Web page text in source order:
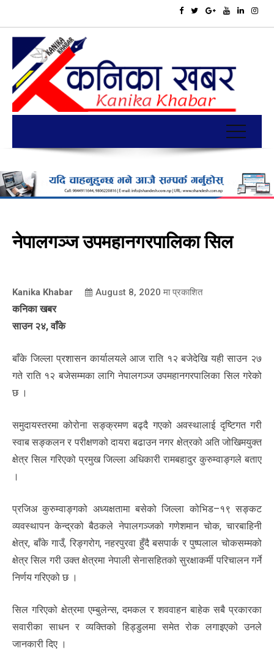
नेपालगञ्ज उपमहानगरपालिका सिल
Kanika Khabar August 8, 2020 मा प्रकाशित
कनिका खबर
साउन २४, वाँके
बाँके जिल्ला प्रशासन कार्यालयले आज राति १२ बजेदेखि यही साउन २७
गते राति १२ बजेसम्मका लागि नेपालगञ्ज उपमहानगरपालिका सिल गरेको
छ ।
समुदायस्तरमा कोरोना सङ्क्रमण बढ्दै गएको अवस्थालाई दृष्टिगत गरी
स्वाब सङ्कलन र परीक्षणको दायरा बढाउन नगर क्षेत्रको अति जोखिमयुक्त
क्षेत्र सिल गरिएको प्रमुख जिल्ला अधिकारी रामबहादुर कुरुम्वाङ्गले बताए
।
प्रजिअ कुरुम्वाङ्गको अध्यक्षतामा बसेको जिल्ला कोभिड–१९ सङ्कट
व्यवस्थापन केन्द्रको बैठकले नेपालगञ्जको गणेशमान चोक, चारबाहिनी
क्षेत्र, बाँके गाउँ, रिङ्गरोग, नहरपुरवा हुँदै बसपार्क र पुष्पलाल चोकसम्मको
क्षेत्र सिल गरी उक्त क्षेत्रमा नेपाली सेनासहितको सुरक्षाकर्मी परिचालन गर्ने
निर्णय गरिएको छ ।
सिल गरिएको क्षेत्रमा एम्बुलेन्स, दमकल र शववाहन बाहेक सबै प्रकारका
सवारीका साधन र व्यक्तिको हिड्डुलमा समेत रोक लगाइएको उनले
जानकारी दिए ।